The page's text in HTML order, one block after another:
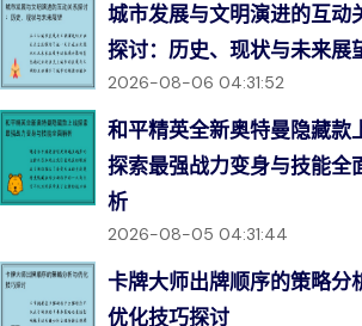
城市发展与文明演进的互动
探讨：历史、现状与未来展
2026-08-06 04:31:52
和平精英全新奥特曼隐藏款
探索最强战力变身与技能全
析
2026-08-05 04:31:44
卡牌大师出牌顺序的策略分
优化技巧探讨